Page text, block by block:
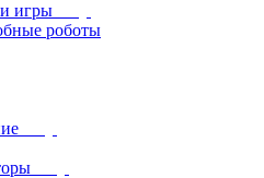
игры
роботы